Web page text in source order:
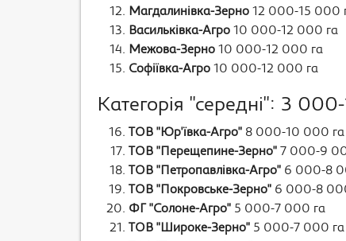
Магдалинівка-Зерно 12 000-15 000
Васильківка-Агро 10 000-12 000 га
Межова-Зерно 10 000-12 000 га
Софіївка-Агро 10 000-12 000 га
Категорія "середні": 3
ТОВ "Юр'ївка-Агро" 8 000-10 000 га
ТОВ "Перещепине-Зерно" 7 000-9
ТОВ "Петропавлівка-Агро" 6 000-8
ТОВ "Покровське-Зерно" 6 000-8
ФГ "Солоне-Агро" 5 000-7 000 га
ТОВ "Широке-Зерно" 5 000-7 000 га